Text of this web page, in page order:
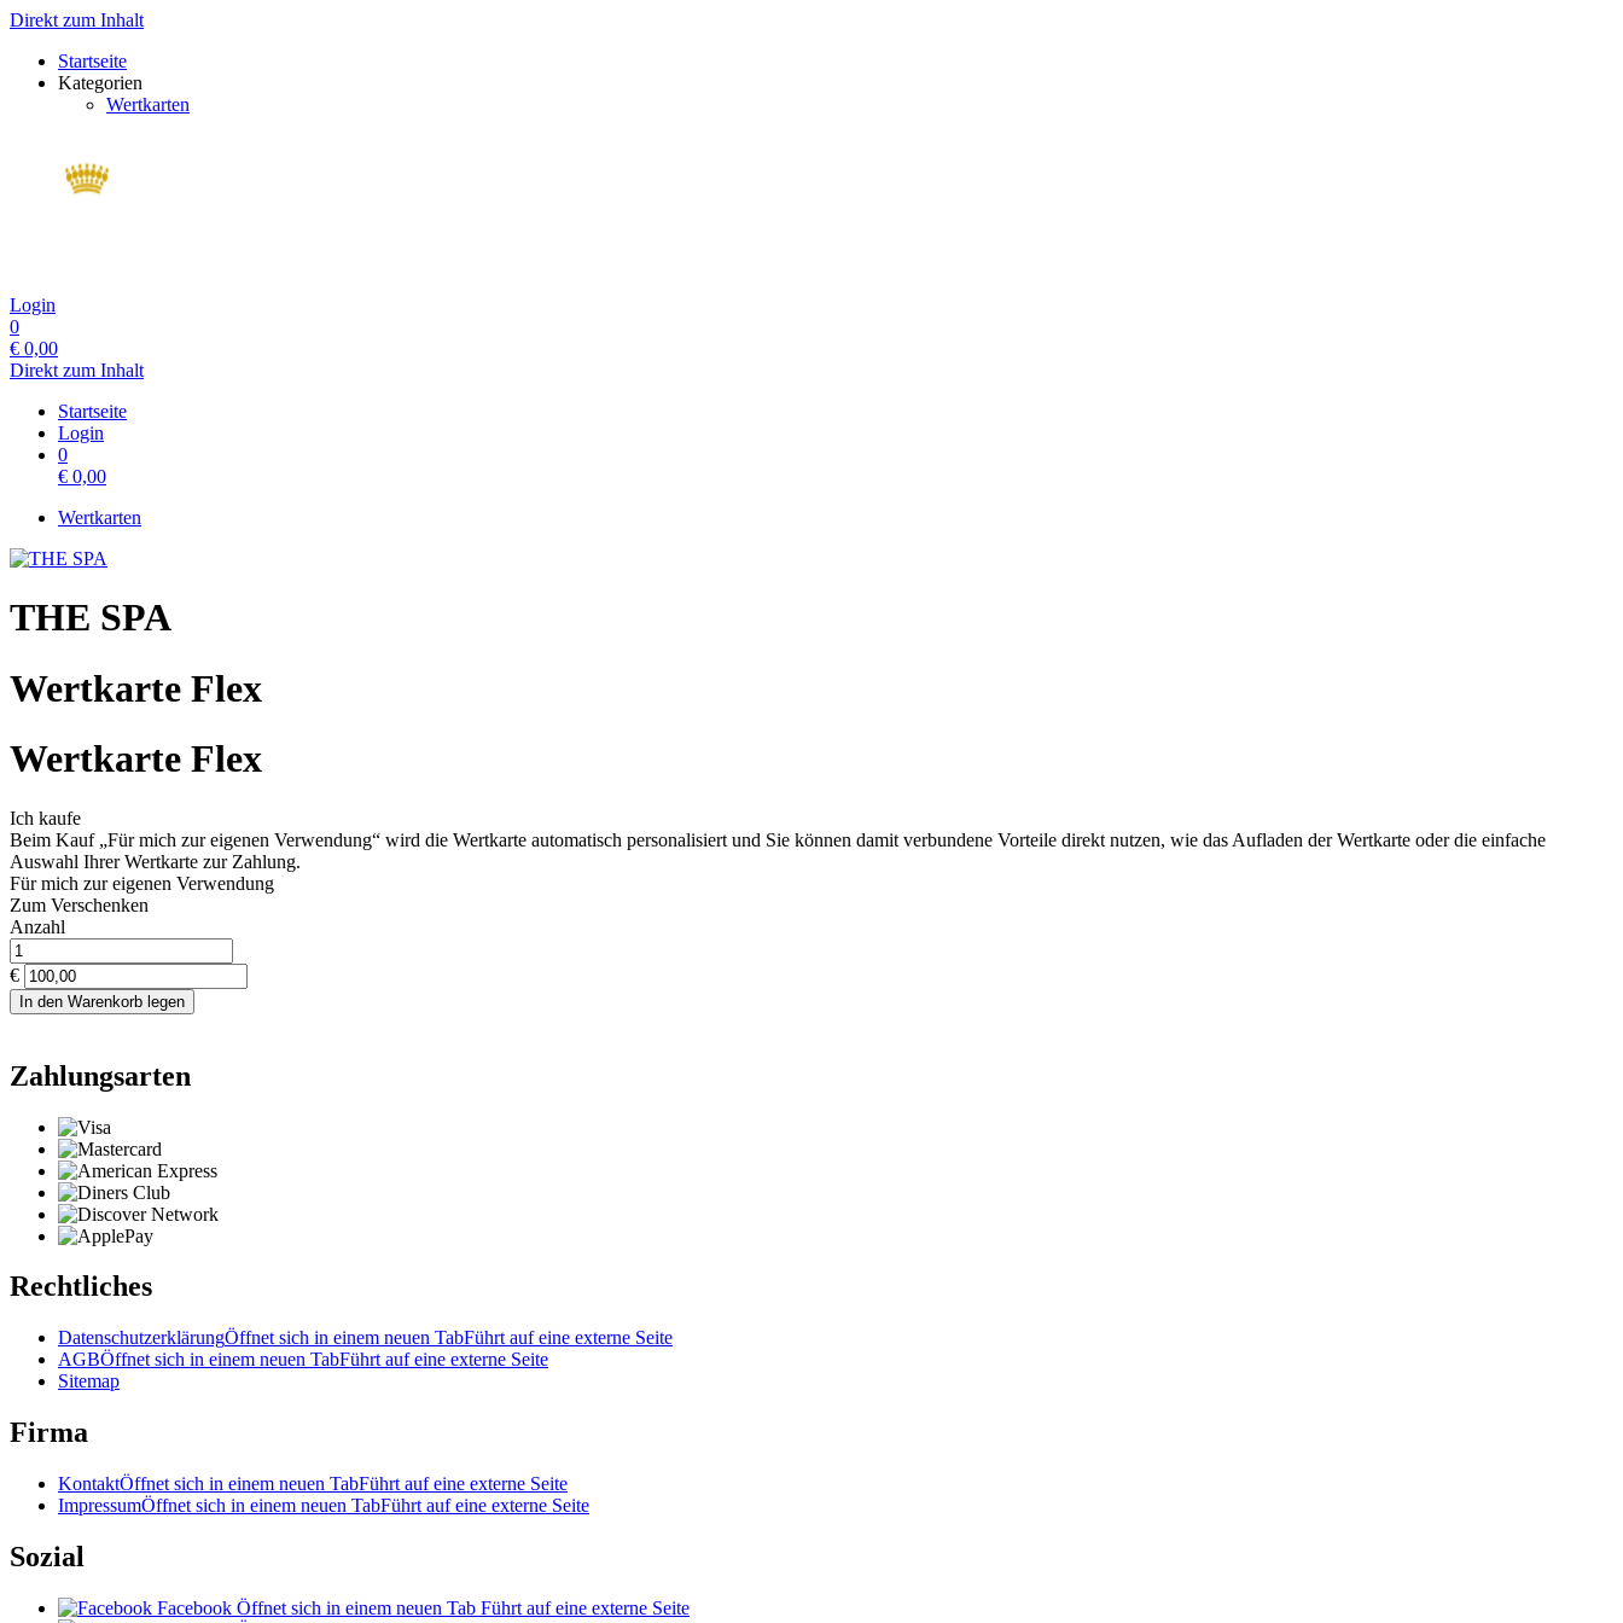
Direkt zum Inhalt
Startseite
Kategorien
Wertkarten
Login
0
€ 0,00
Direkt zum Inhalt
Startseite
Login
0
€ 0,00
Wertkarten
THE SPA
Wertkarte Flex
Wertkarte Flex
Ich kaufe
Beim Kauf „Für mich zur eigenen Verwendung“ wird die Wertkarte automatisch personalisiert und Sie können damit verbundene Vorteile direkt nutzen, wie das Aufladen der Wertkarte oder die einfache
Auswahl Ihrer Wertkarte zur Zahlung.
Für mich zur eigenen Verwendung
Zum Verschenken
Anzahl
€
In den Warenkorb legen
Zahlungsarten
Rechtliches
DatenschutzerklärungÖffnet sich in einem neuen TabFührt auf eine externe Seite
AGBÖffnet sich in einem neuen TabFührt auf eine externe Seite
Sitemap
Firma
KontaktÖffnet sich in einem neuen TabFührt auf eine externe Seite
ImpressumÖffnet sich in einem neuen TabFührt auf eine externe Seite
Sozial
Facebook Öffnet sich in einem neuen Tab Führt auf eine externe Seite